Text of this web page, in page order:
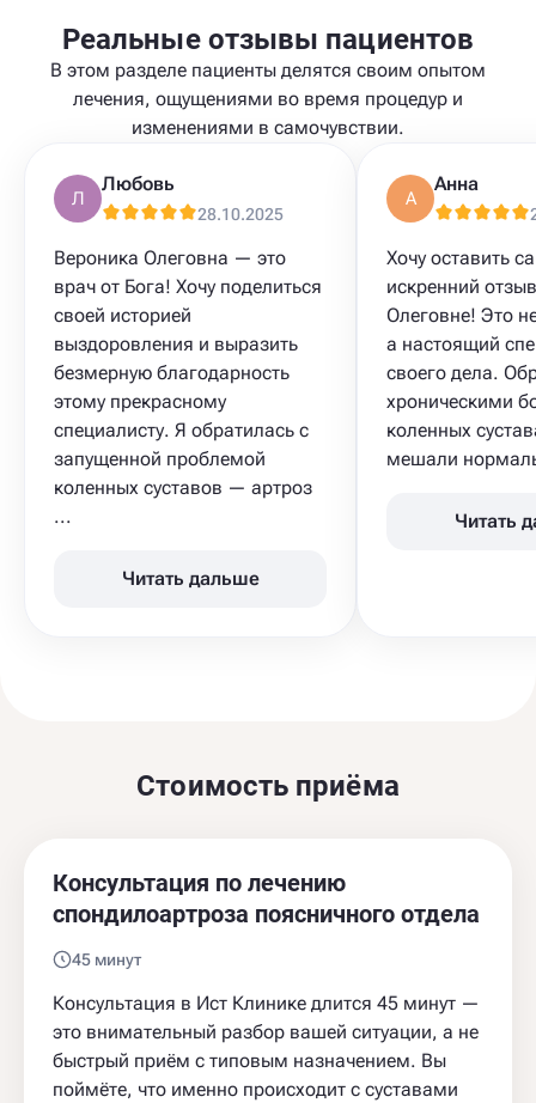
Реальные отзывы пациентов
В этом разделе пациенты делятся своим опытом
лечения, ощущениями во время процедур и
изменениями в самочувствии.
Л
Любовь
28.10.2025
Вероника Олеговна — это
врач от Бога! Хочу поделиться
своей историей
выздоровления и выразить
безмерную благодарность
этому прекрасному
специалисту. Я обратилась с
запущенной проблемой
коленных суставов — артроз
...
Читать дальше
А
Анна
Хочу оставить
искренний
Олеговне! Это
а настоящий
своего дела.
хроническими
коленных
мешали
Читать
Стоимость приёма
Консультация по лечению
спондилоартроза поясничного отдела
45 минут
Консультация в Ист Клинике длится 45 минут —
это внимательный разбор вашей ситуации, а не
быстрый приём с типовым назначением. Вы
поймёте, что именно происходит с суставами